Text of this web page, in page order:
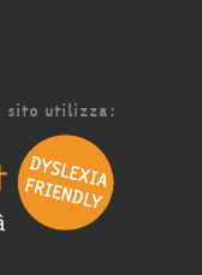
sito utilizza: